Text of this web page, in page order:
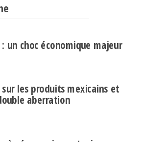
un choc économique majeur
les produits mexicains et
aberration